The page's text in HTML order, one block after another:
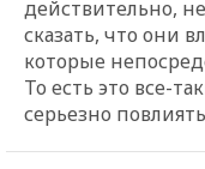
действительно,
сказать, что они
которые
То есть это все-
серьезно